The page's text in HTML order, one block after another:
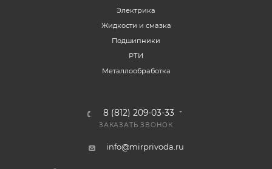
Электрика
Жидкости и смазка
Подшипники
РТИ
Металлообработка
8 (812) 209-03-33
ЗАКАЗАТЬ ЗВОНОК
info@mirprivoda.ru